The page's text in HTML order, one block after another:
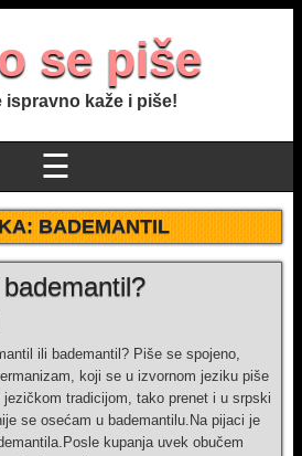
se piše
ispravno kaže i piše!
☰
BADEMANTIL
ili bademantil? Piše se spojeno,
koji se u izvornom jeziku piše
tradicijom, tako prenet i u srpski
se osećam u bademantilu.Na pijaci je
kupanja uvek obučem